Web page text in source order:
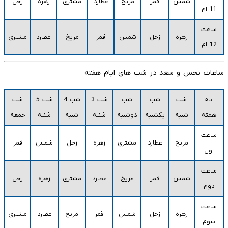
11 ام
ساعت
12 ام
زهره زحل شمس قمر مریخ عطارد مشتری
ساعات نحس و سعد در شب های ایام هفته
ایام
هفته
شب
شنبه
شب
یکشنبه
شب
دوشنبه
شب 3
شنبه
شب 4
شنبه
شب 5
شنبه
شب
جمعه
ساعت
اول
مریخ عطارد مشتری زهره زحل شمس قمر
ساعت
دوم
شمس قمر مریخ عطارد مشتری زهره زحل
ساعت
سوم
زهره زحل شمس قمر مریخ عطارد مشتری